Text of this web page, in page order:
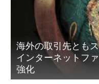
海外の取引先とも
インターネットフ
強化